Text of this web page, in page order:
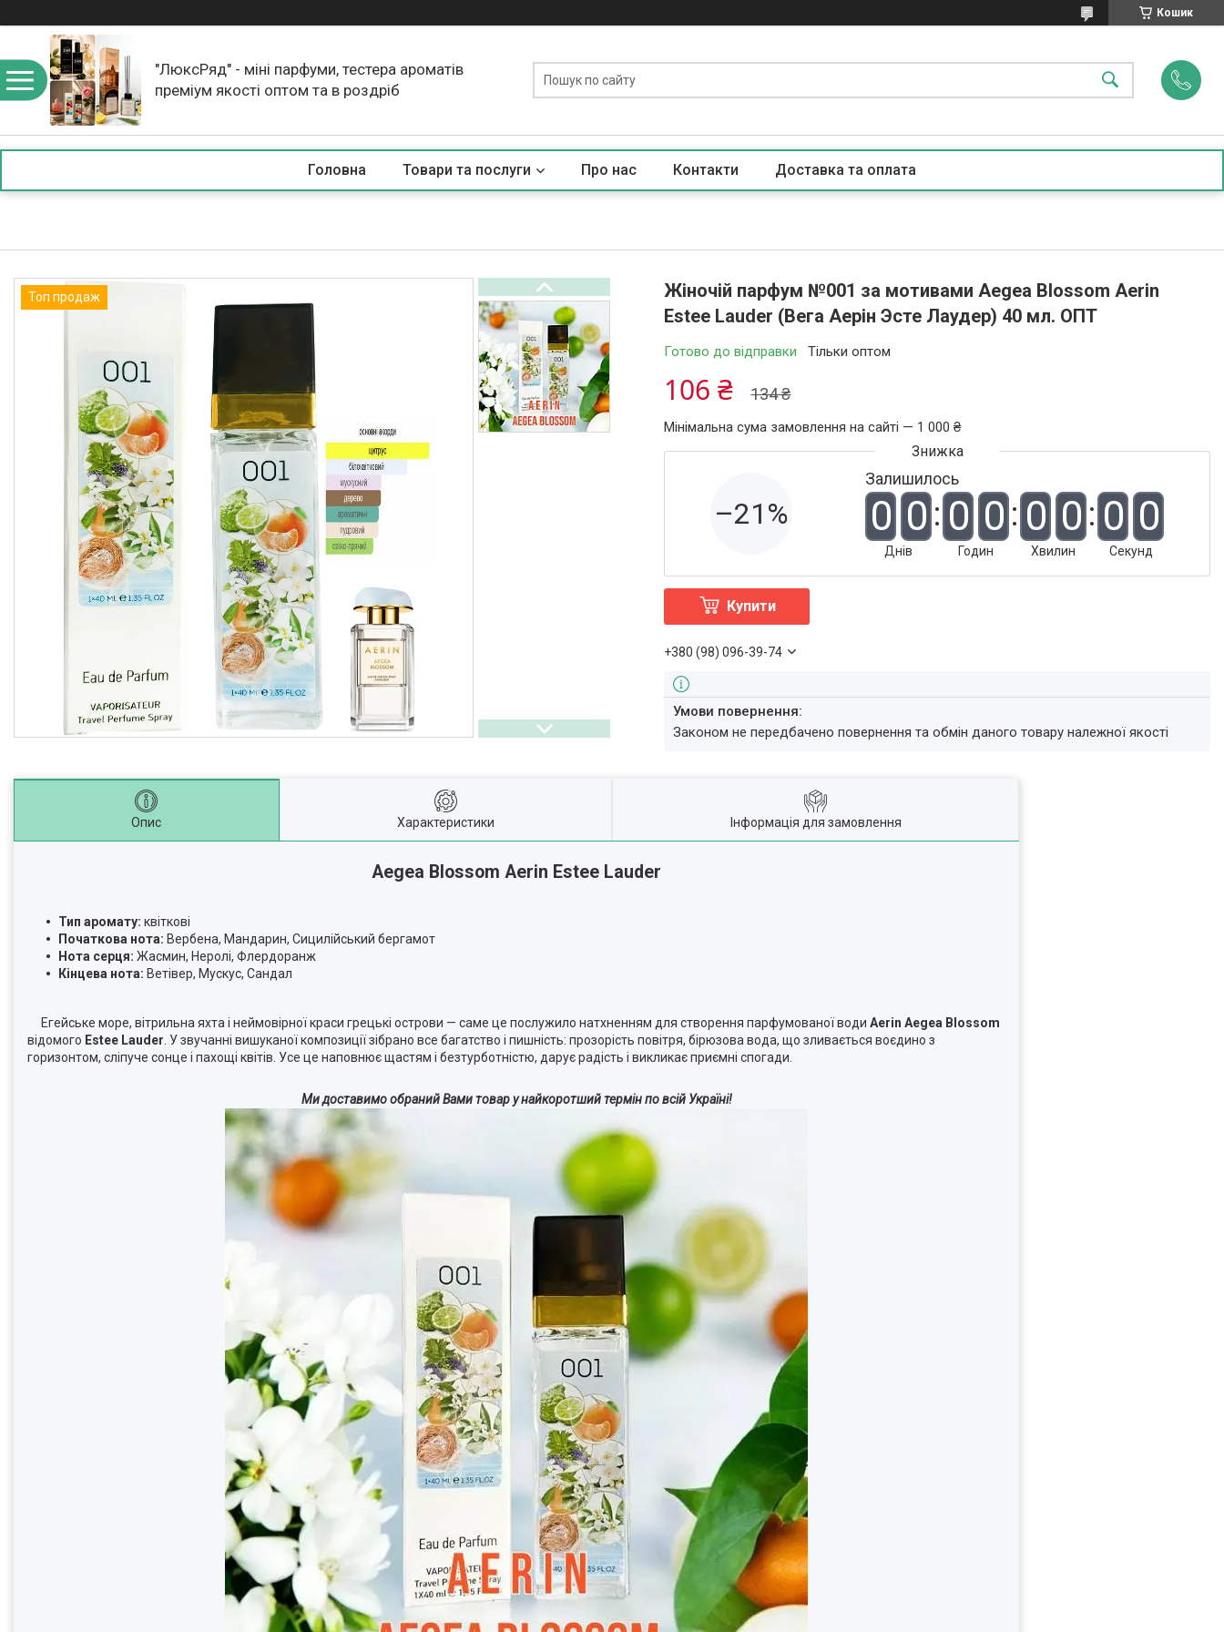
Кошик
"ЛюксРяд" - міні парфуми, тестера ароматів
преміум якості оптом та в роздріб
Головна Товари та послуги Про нас Контакти Доставка та оплата
Топ продаж
Жіночій парфум №001 за мотивами Aegea Blossom Aerin
Estee Lauder (Вега Аерін Эсте Лаудер) 40 мл. ОПТ
Готово до відправки Тільки оптом
134 ₴
106 ₴
Мінімальна сума замовлення на сайті — 1 000 ₴
–21%
Залишилось
0 0
Днів
0 0
Годин
0 0
Хвилин
0 0
Секунд
Купити
+380 (98) 096-39-74
Законом не передбачено повернення та обмін даного товару належної якості
Опис Характеристики Інформація для замовлення
Aegea Blossom Aerin Estee Lauder
Тип аромату: квіткові
Початкова нота: Вербена, Мандарин, Сицилійський бергамот
Нота серця: Жасмин, Неролі, Флердоранж
Кінцева нота: Ветівер, Мускус, Сандал
Егейське море, вітрильна яхта і неймовірної краси грецькі острови — саме це послужило натхненням для створення парфумованої води Aerin Aegea Blossom
відомого Estee Lauder . У звучанні вишуканої композиції зібрано все багатство і пишність: прозорість повітря, бірюзова вода, що зливається воєдино з
горизонтом, сліпуче сонце і пахощі квітів. Усе це наповнює щастям і безтурботністю, дарує радість і викликає приємні спогади.
Ми доставимо обраний Вами товар у найкоротший термін по всій Україні!